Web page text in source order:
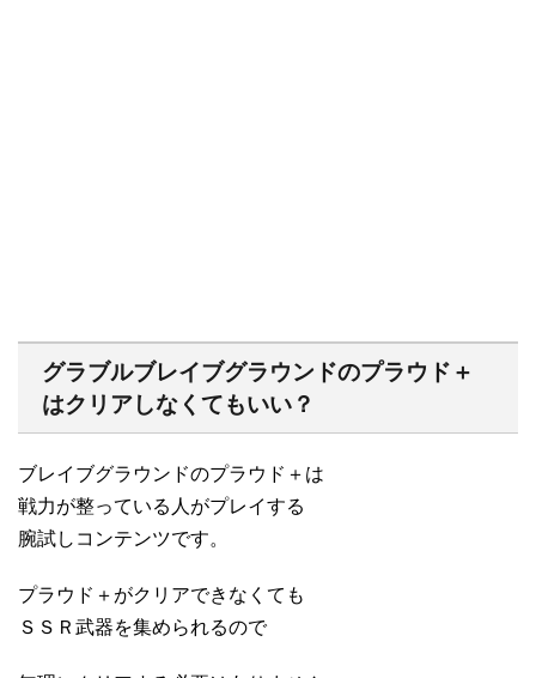
グラブルブレイブグラウンドのプラウド＋
はクリアしなくてもいい？
ブレイブグラウンドのプラウド＋は
戦力が整っている人がプレイする
腕試しコンテンツです。
プラウド＋がクリアできなくても
ＳＳＲ武器を集められるので